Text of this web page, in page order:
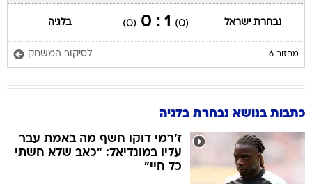
נבחרת ישראל (0)
1 : 0
(0) בלגיה
מחזור 6 לסיקור המשחק
כתבות בנושא נבחרת בלגיה
ז'רמי דוקו חשף מה באמת עבר
עליו במונדיאל: "כאב שלא חשתי
כל חיי"